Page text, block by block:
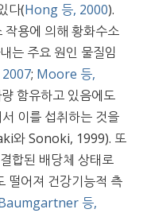
다(Hong 등, 2000).
작용에 의해 황화수소
는 주요 원인 물질임
; Moore 등,
함유하고 있음에도
이를 섭취하는 것을
와 Sonoki, 1999). 또
합된 배당체 상태로
떨어져 건강기능적 측
등,